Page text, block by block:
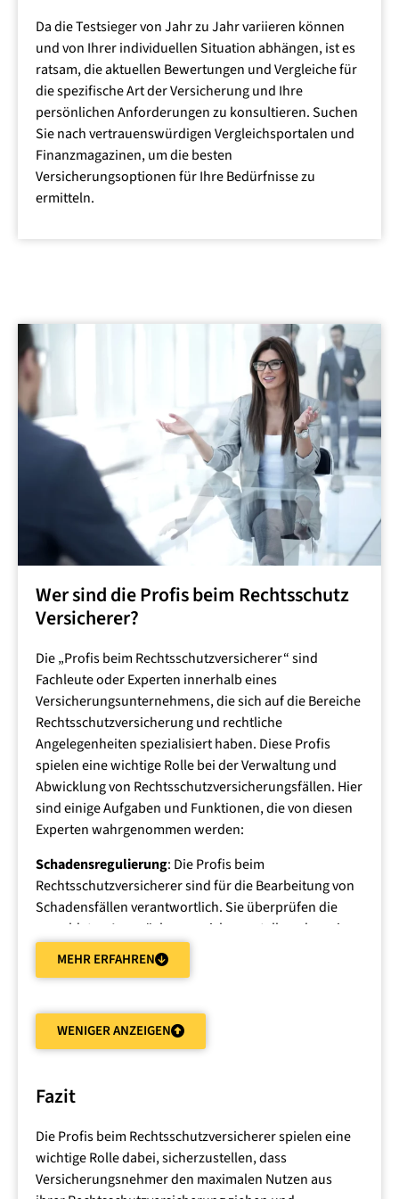
angemessenen Schutz bieten.
Kundenzufriedenheit: Die Meinungen und
Erfahrungen anderer Kunden sind wertvolle Hinweise
auf die Qualität einer Versicherung. Online-
Bewertungen und Kundenbewertungen sind hierbei
hilfreich.
Finanzstabilität des Versicherers: Es ist wichtig
sicherzustellen, dass das Versicherungsunternehmen
Rabatte und Zusatzleistungen
: Viele Versicherer
bieten Rabatte und zusätzliche Leistungen an, die Ihre
Police attraktiver machen können.
Erfüllung gesetzlicher Anforderungen: Stellen Sie
sicher, dass die Versicherung den gesetzlichen
Anforderungen Ihres Wohnortes entspricht.
Da die Testsieger von Jahr zu Jahr variieren können
und von Ihrer individuellen Situation abhängen, ist es
ratsam, die aktuellen Bewertungen und Vergleiche für
die spezifische Art der Versicherung und Ihre
persönlichen Anforderungen zu konsultieren. Suchen
Sie nach vertrauenswürdigen Vergleichsportalen und
Finanzmagazinen, um die besten
Versicherungsoptionen für Ihre Bedürfnisse zu
ermitteln.
Wer sind die Profis beim Rechtsschutz
Versicherer?
Die „Profis beim Rechtsschutzversicherer“ sind
Fachleute oder Experten innerhalb eines
Versicherungsunternehmens, die sich auf die Bereiche
Rechtsschutzversicherung und rechtliche
Angelegenheiten spezialisiert haben. Diese Profis
spielen eine wichtige Rolle bei der Verwaltung und
Abwicklung von Rechtsschutzversicherungsfällen. Hier
sind einige Aufgaben und Funktionen, die von diesen
Experten wahrgenommen werden:
Schadensregulierung: Die Profis beim
Rechtsschutzversicherer sind für die Bearbeitung von
Schadensfällen verantwortlich. Sie überprüfen die
gemeldeten Ansprüche, um sicherzustellen, dass sie
unter die Versicherungspolice fallen.
Beratung: Sie bieten rechtliche Beratung und
ihren Policen oder rechtlichen Angelegenheiten
haben. Dies kann die Klärung von
Rechtsanwälte einschließen.
Anwaltliche Unterstützung
: In einigen Fällen können
Versicherungsunternehmen eigene Anwälte
beschäftigen, um die Interessen ihrer Kunden in
rechtlichen Angelegenheiten zu vertreten.
MEHR ERFAHREN
WENIGER ANZEIGEN
Fazit
Die Profis beim Rechtsschutzversicherer spielen eine
wichtige Rolle dabei, sicherzustellen, dass
Versicherungsnehmer den maximalen Nutzen aus